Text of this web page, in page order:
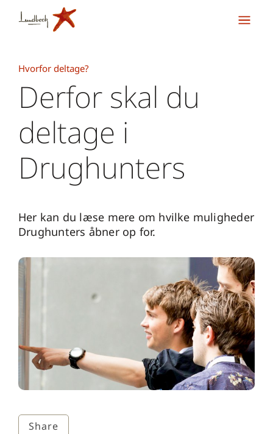
Share
Hvorfor deltage?
Derfor skal du
deltage i
Drughunters
Her kan du læse mere om hvilke muligheder
Drughunters åbner op for.